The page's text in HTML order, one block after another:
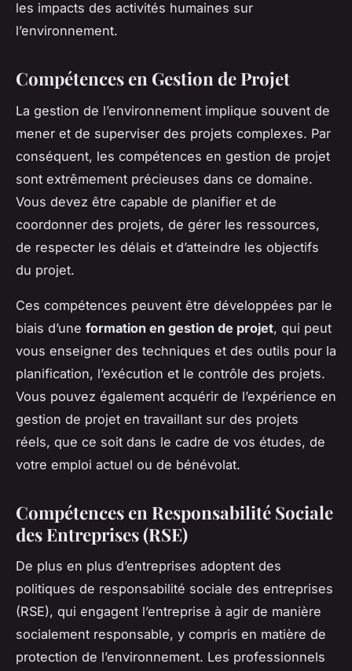
les impacts des activités humaines sur
l’environnement.
Compétences en Gestion de Projet
La gestion de l’environnement implique souvent de
mener et de superviser des projets complexes. Par
conséquent, les compétences en gestion de projet
sont extrêmement précieuses dans ce domaine.
Vous devez être capable de planifier et de
coordonner des projets, de gérer les ressources,
de respecter les délais et d’atteindre les objectifs
du projet.
Ces compétences peuvent être développées par le
biais d’une formation en gestion de projet, qui peut
vous enseigner des techniques et des outils pour la
planification, l’exécution et le contrôle des projets.
Vous pouvez également acquérir de l’expérience en
gestion de projet en travaillant sur des projets
réels, que ce soit dans le cadre de vos études, de
votre emploi actuel ou de bénévolat.
Compétences en Responsabilité Sociale
des Entreprises (RSE)
De plus en plus d’entreprises adoptent des
politiques de responsabilité sociale des entreprises
(RSE), qui engagent l’entreprise à agir de manière
socialement responsable, y compris en matière de
protection de l’environnement. Les professionnels